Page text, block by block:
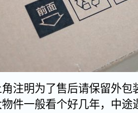
明为了售后请保留外包
件一般看个好几年，中途